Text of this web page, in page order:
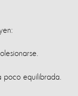
poco equilibrada.